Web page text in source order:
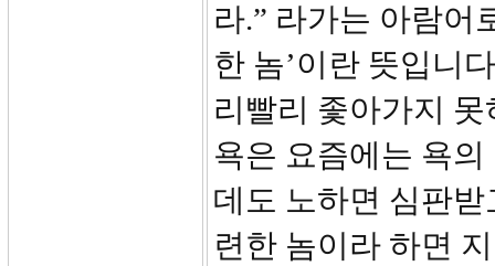
라.” 라가는 아람어
한 놈’이란 뜻입니
리빨리 좇아가지
욕은 요즘에는 욕
데도 노하면 심판
련한 놈이라 하면